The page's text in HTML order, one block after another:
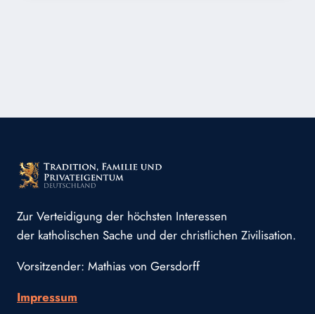
Zur Verteidigung der höchsten Interessen
der katholischen Sache und der christlichen Zivilisation.
Vorsitzender: Mathias von Gersdorff
Impressum